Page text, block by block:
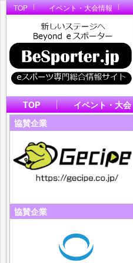
TOP イベント・大会情報
TOP イベント・大会
協賛企業
協賛企業